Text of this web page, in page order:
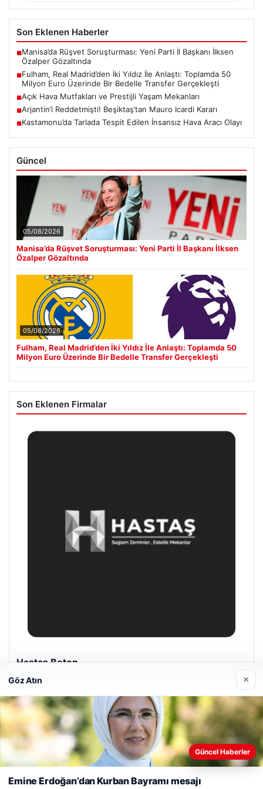
Son Eklenen Haberler
■Manisa’da Rüşvet Soruşturması: Yeni Parti İl Başkanı İlksen
Özalper Gözaltında
■Fulham, Real Madrid’den İki Yıldız İle Anlaştı: Toplamda 50
Milyon Euro Üzerinde Bir Bedelle Transfer Gerçekleşti
■Açık Hava Mutfakları ve Prestijli Yaşam Mekanları
■Arjantin’i Reddetmişti! Beşiktaş’tan Mauro Icardi Kararı
■Kastamonu’da Tarlada Tespit Edilen İnsansız Hava Aracı Olayı
Güncel
05/08/2026
Manisa’da Rüşvet Soruşturması: Yeni Parti İl Başkanı İlksen
Özalper Gözaltında
05/08/2026
Fulham, Real Madrid’den İki Yıldız İle Anlaştı: Toplamda 50
Milyon Euro Üzerinde Bir Bedelle Transfer Gerçekleşti
Son Eklenen Firmalar
Prenses Night Club
29/04/2026
© 2026 Haber Bakış
Web sitemizi nasıl kullandığınızı daha iyi anlayabilmek,
deneyiminizi kişiselleştirmek ve geliştirmek amacıyla çerezler
Göz Atın ×
Güncel Haberler
Emine Erdoğan’dan Kurban Bayramı mesajı